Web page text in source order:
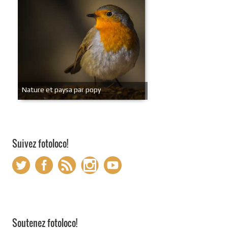
Nature et paysa par popy
Suivez fotoloco!
Soutenez fotoloco!